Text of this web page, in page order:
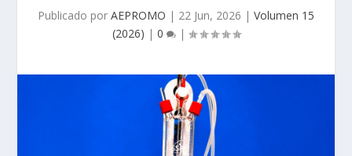
Publicado por AEPROMO | 22 Jun, 2026 | Volumen 15
(2026) | 0 |